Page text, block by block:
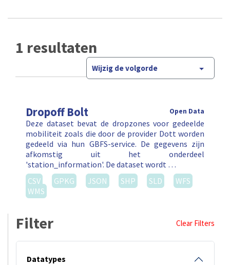
1 resultaten
Wijzig de volgorde
Dropoff Bolt Open Data
Deze dataset bevat de dropzones voor gedeelde
mobiliteit zoals die door de provider Dott worden
gedeeld via hun GBFS-service. De gegevens zijn
afkomstig uit het onderdeel
'station_information'. De dataset wordt …
CSV
GPKG JSON SHP SLD
WFS
WMS
Filter Clear Filters
Datatypes